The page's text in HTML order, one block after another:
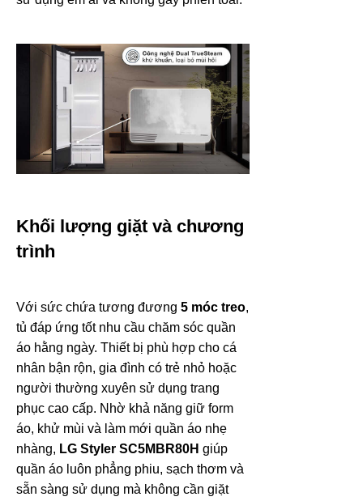
Khối lượng giặt và chương
trình
Với sức chứa tương đương 5 móc treo,
tủ đáp ứng tốt nhu cầu chăm sóc quần
áo hằng ngày. Thiết bị phù hợp cho cá
nhân bận rộn, gia đình có trẻ nhỏ hoặc
người thường xuyên sử dụng trang
phục cao cấp. Nhờ khả năng giữ form
áo, khử mùi và làm mới quần áo nhẹ
nhàng, LG Styler SC5MBR80H giúp
quần áo luôn phẳng phiu, sạch thơm và
sẵn sàng sử dụng mà không cần giặt